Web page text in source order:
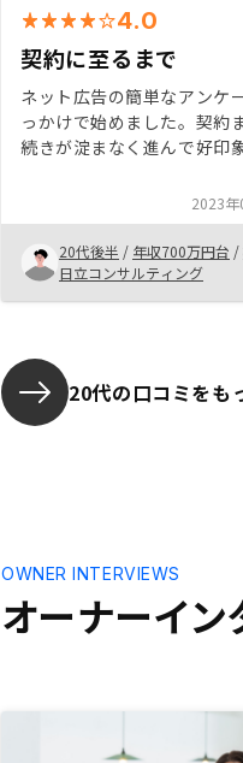
4.0
契約に至るまで
ネット広告の簡単なアンケ
っかけで始めました。契約
続きが淀まなく進んで好印
めてもらえて平日の仕事終
時間でも対応いただけまし
っとした質問でもしっかり
いただけて資産運用の勉強
ました。今後の運用面でも
2023年
20代後半 / 年収700万円台 /
日立コンサルティング
20代の口コミをも
オーナーイン
OWNER INTERVIEWS